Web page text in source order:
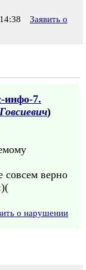
Заявить о
инфо-7.
)
совсем верно
о нарушении